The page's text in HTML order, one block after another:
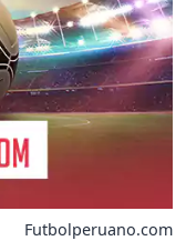
Futbolperuano.com